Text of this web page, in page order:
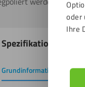
oder
Ihre
Spezifikationen
Grundinformation